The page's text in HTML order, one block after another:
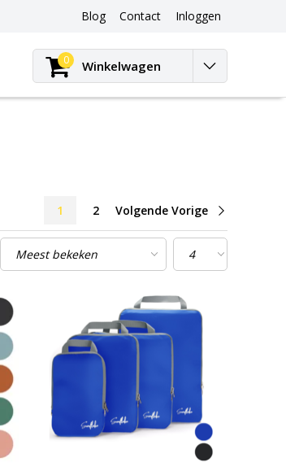
Blog
Blog
Contact Inloggen
0 Winkelwagen
1 2 Volgende Vorige